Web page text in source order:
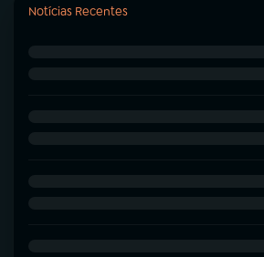
Notícias Recentes